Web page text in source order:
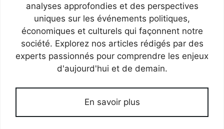
analyses approfondies et des perspectives
uniques sur les événements politiques,
économiques et culturels qui façonnent notre
société. Explorez nos articles rédigés par des
experts passionnés pour comprendre les enjeux
d'aujourd'hui et de demain.
En savoir plus